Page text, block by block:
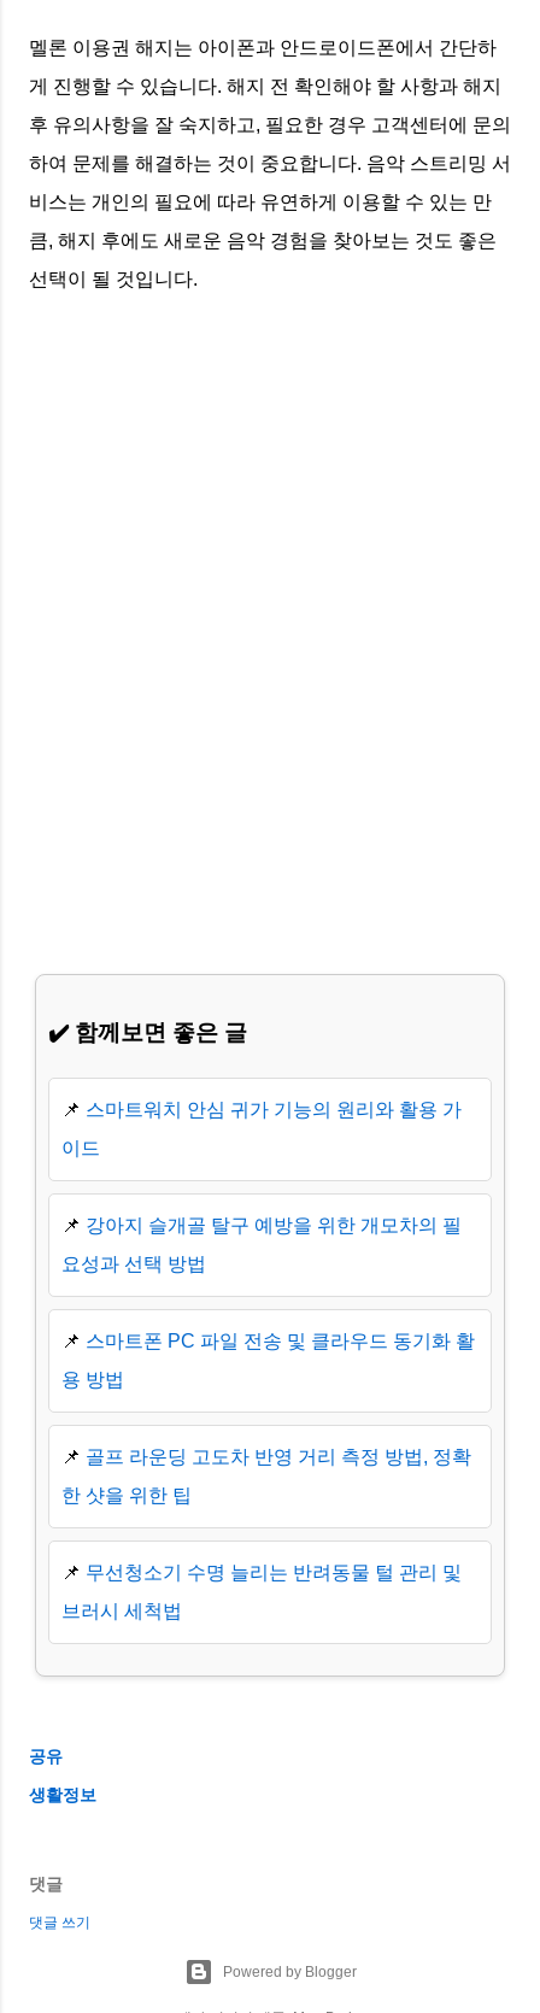
멜론 이용권 해지는 아이폰과 안드로이드폰에서 간단하
게 진행할 수 있습니다. 해지 전 확인해야 할 사항과 해지
후 유의사항을 잘 숙지하고, 필요한 경우 고객센터에 문의
하여 문제를 해결하는 것이 중요합니다. 음악 스트리밍 서
비스는 개인의 필요에 따라 유연하게 이용할 수 있는 만
큼, 해지 후에도 새로운 음악 경험을 찾아보는 것도 좋은
선택이 될 것입니다.
✔️ 함께보면 좋은 글
📌 스마트워치 안심 귀가 기능의 원리와 활용 가
이드
📌 강아지 슬개골 탈구 예방을 위한 개모차의 필
요성과 선택 방법
📌 스마트폰 PC 파일 전송 및 클라우드 동기화 활
용 방법
📌 골프 라운딩 고도차 반영 거리 측정 방법, 정확
한 샷을 위한 팁
📌 무선청소기 수명 늘리는 반려동물 털 관리 및
브러시 세척법
공유
생활정보
댓글
댓글 쓰기
Powered by Blogger